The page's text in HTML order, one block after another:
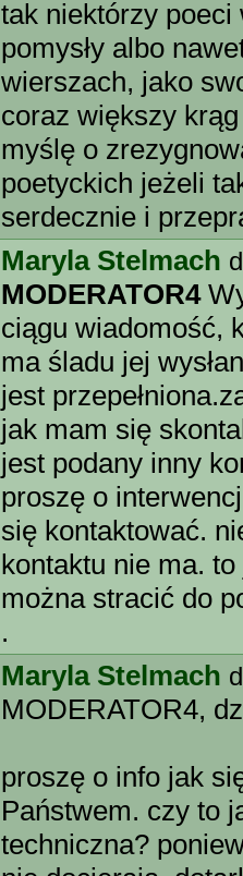
tak niektórzy
pomysły albo
wierszach, jako
coraz większy
myślę o
poetyckich jeżeli
serdecznie i
Maryla Stelmach
MODERATOR4
ciągu wiadomość,
ma śladu jej
jest
jak mam się
jest podany inny
proszę o
się kontaktować.
kontaktu nie ma.
można stracić do
.
Maryla Stelmach
MODERATOR4,
proszę o info jak
Państwem. czy to
techniczna?